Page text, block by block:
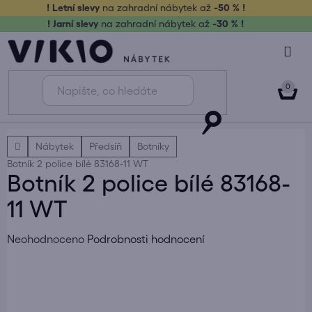
obsah
! Letní slevy na zahradní nábytek až-50 % !
! Jarní slevy na zahradní nábytek až -30 % !
DomůNábytek Předsíň
Botníky
Botník 2 police bílé 83168-11 WT
Botník 2 police bílé 83168-
11 WT
Průměrné
Neohodnoceno Podrobnosti hodnocení